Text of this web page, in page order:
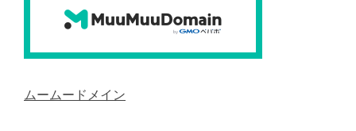
ムームードメイン